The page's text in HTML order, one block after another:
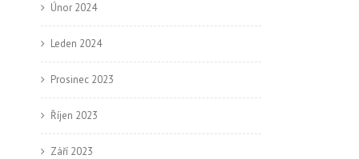
Únor 2024
Leden 2024
Prosinec 2023
Říjen 2023
Září 2023